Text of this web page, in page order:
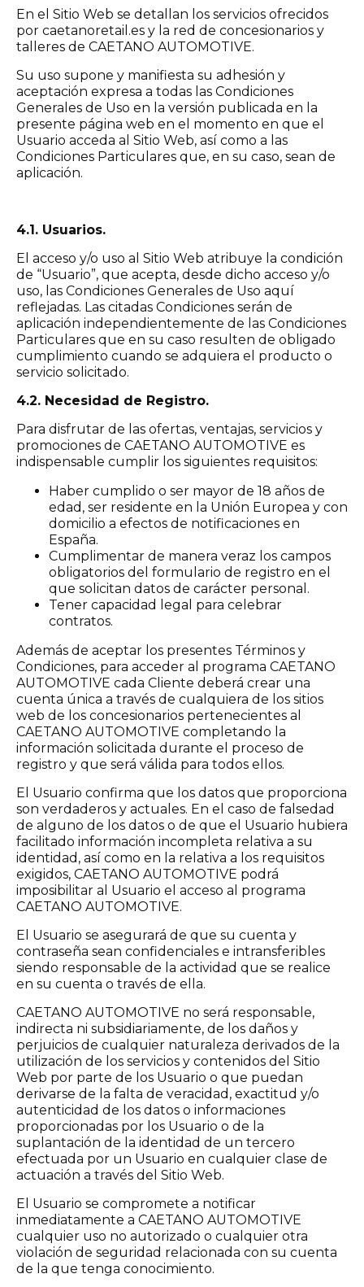
En el Sitio Web se detallan los servicios ofrecidos
por caetanoretail.es y la red de concesionarios y
talleres de CAETANO AUTOMOTIVE.
Su uso supone y manifiesta su adhesión y
aceptación expresa a todas las Condiciones
Generales de Uso en la versión publicada en la
presente página web en el momento en que el
Usuario acceda al Sitio Web, así como a las
Condiciones Particulares que, en su caso, sean de
aplicación.
4.1. Usuarios.
El acceso y/o uso al Sitio Web atribuye la condición
de “Usuario”, que acepta, desde dicho acceso y/o
uso, las Condiciones Generales de Uso aquí
reflejadas. Las citadas Condiciones serán de
aplicación independientemente de las Condiciones
Particulares que en su caso resulten de obligado
cumplimiento cuando se adquiera el producto o
servicio solicitado.
4.2. Necesidad de Registro.
Para disfrutar de las ofertas, ventajas, servicios y
promociones de CAETANO AUTOMOTIVE es
indispensable cumplir los siguientes requisitos:
Haber cumplido o ser mayor de 18 años de
edad, ser residente en la Unión Europea y con
domicilio a efectos de notificaciones en
España.
Cumplimentar de manera veraz los campos
obligatorios del formulario de registro en el
que solicitan datos de carácter personal.
Tener capacidad legal para celebrar
contratos.
Además de aceptar los presentes Términos y
Condiciones, para acceder al programa CAETANO
AUTOMOTIVE cada Cliente deberá crear una
cuenta única a través de cualquiera de los sitios
web de los concesionarios pertenecientes al
CAETANO AUTOMOTIVE completando la
información solicitada durante el proceso de
registro y que será válida para todos ellos.
El Usuario confirma que los datos que proporciona
son verdaderos y actuales. En el caso de falsedad
de alguno de los datos o de que el Usuario hubiera
facilitado información incompleta relativa a su
identidad, así como en la relativa a los requisitos
exigidos, CAETANO AUTOMOTIVE podrá
imposibilitar al Usuario el acceso al programa
CAETANO AUTOMOTIVE.
El Usuario se asegurará de que su cuenta y
contraseña sean confidenciales e intransferibles
siendo responsable de la actividad que se realice
en su cuenta o través de ella.
CAETANO AUTOMOTIVE no será responsable,
indirecta ni subsidiariamente, de los daños y
perjuicios de cualquier naturaleza derivados de la
utilización de los servicios y contenidos del Sitio
Web por parte de los Usuario o que puedan
derivarse de la falta de veracidad, exactitud y/o
autenticidad de los datos o informaciones
proporcionadas por los Usuario o de la
suplantación de la identidad de un tercero
efectuada por un Usuario en cualquier clase de
actuación a través del Sitio Web.
El Usuario se compromete a notificar
inmediatamente a CAETANO AUTOMOTIVE
cualquier uso no autorizado o cualquier otra
violación de seguridad relacionada con su cuenta
de la que tenga conocimiento.